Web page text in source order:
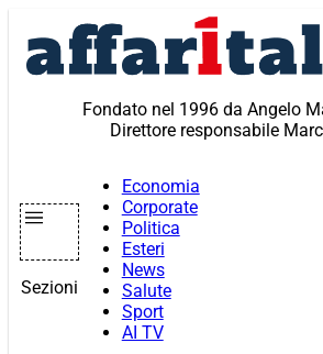
contenuto
Fondato nel 1996 da Angelo
Direttore responsabile
Sezioni
Economia
Corporate
Politica
Esteri
News
Salute
Sport
AI TV